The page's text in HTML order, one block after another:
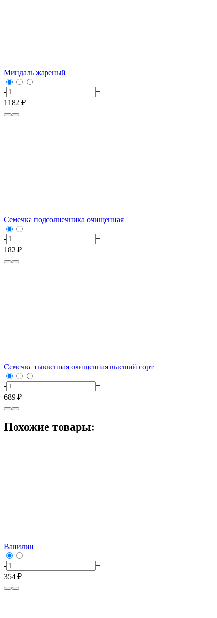
Миндаль жареный
-
+
1182 ₽
Семечка подсолнечника очищенная
-
+
182 ₽
Семечка тыквенная очищенная высший сорт
-
+
689 ₽
Похожие товары:
Ванилин
-
+
354 ₽